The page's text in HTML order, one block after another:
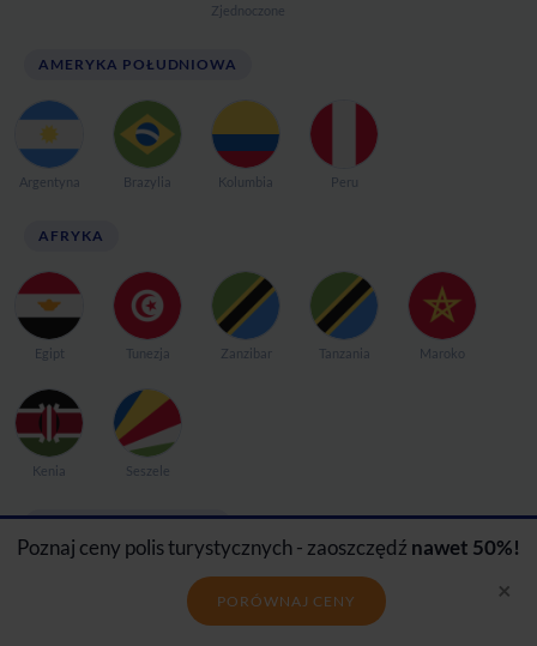
Zjednoczone
AMERYKA POŁUDNIOWA
Argentyna Brazylia Kolumbia Peru
AFRYKA
Egipt Tunezja Zanzibar Tanzania Maroko
Kenia Seszele
AUSTRALIA I OCEANIA
Poznaj ceny polis turystycznych - zaoszczędź nawet 50%!
PORÓWNAJ CENY ×